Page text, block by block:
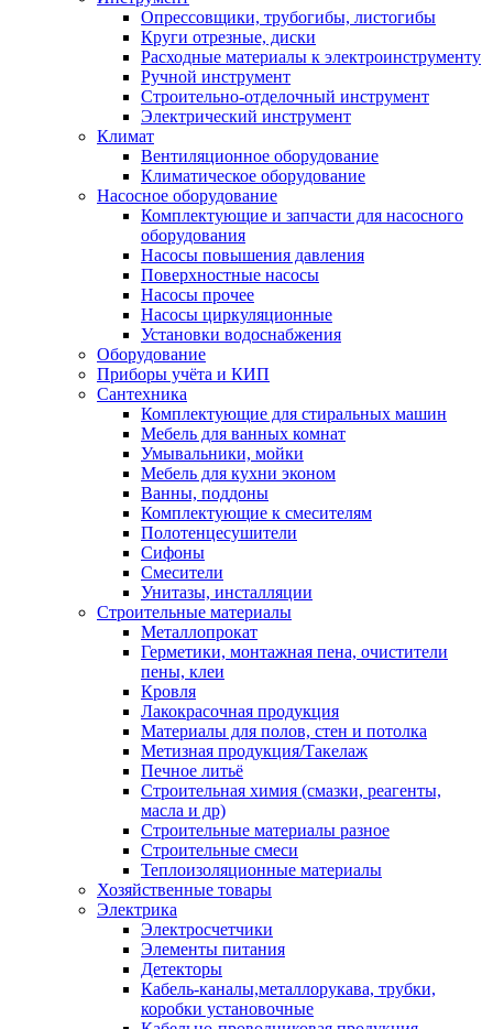
Опрессовщики, трубогибы, листогибы
Круги отрезные, диски
Расходные материалы к электроинструменту
Ручной инструмент
Строительно-отделочный инструмент
Электрический инструмент
Климат
Вентиляционное оборудование
Климатическое оборудование
Насосное оборудование
Комплектующие и запчасти для насосного
оборудования
Насосы повышения давления
Поверхностные насосы
Насосы прочее
Насосы циркуляционные
Установки водоснабжения
Оборудование
Приборы учёта и КИП
Сантехника
Комплектующие для стиральных машин
Мебель для ванных комнат
Умывальники, мойки
Мебель для кухни эконом
Ванны, поддоны
Комплектующие к смесителям
Полотенцесушители
Сифоны
Смесители
Унитазы, инсталляции
Строительные материалы
Металлопрокат
Герметики, монтажная пена, очистители
пены, клеи
Кровля
Лакокрасочная продукция
Материалы для полов, стен и потолка
Метизная продукция/Такелаж
Печное литьё
Строительная химия (смазки, реагенты,
масла и др)
Строительные материалы разное
Строительные смеси
Теплоизоляционные материалы
Хозяйственные товары
Электрика
Электросчетчики
Элементы питания
Детекторы
Кабель-каналы,металлорукава, трубки,
коробки установочные